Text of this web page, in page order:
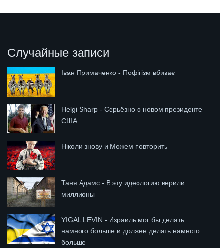
Случайные записи
Іван Примаченко - Пофігізм вбиває
Helgi Sharp - Серьёзно о новом президенте
США
Ніколи знову и Можем повторить
Таня Адамс - В эту идеологию верили
миллионы
YIGAL LEVIN - Израиль мог бы делать
намного больше и должен делать намного
больше